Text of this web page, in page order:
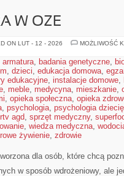
W OZE
ON LUT - 12 - 2026
MOŻLIWOŚĆ
armatura, badania genetyczne,
, dzieci, edukacja domowa,
edukacyjne, instalacje domowe,
, meble, medycyna, mieszkanie,
, opieka społeczna, opieka
, psychologia, psychologia
rtv agd, sprzęt medyczny,
, wiedza medyczna,
żywienie, zdrowie
dla osób, które chcą
w sposób wdrożeniowy, ale